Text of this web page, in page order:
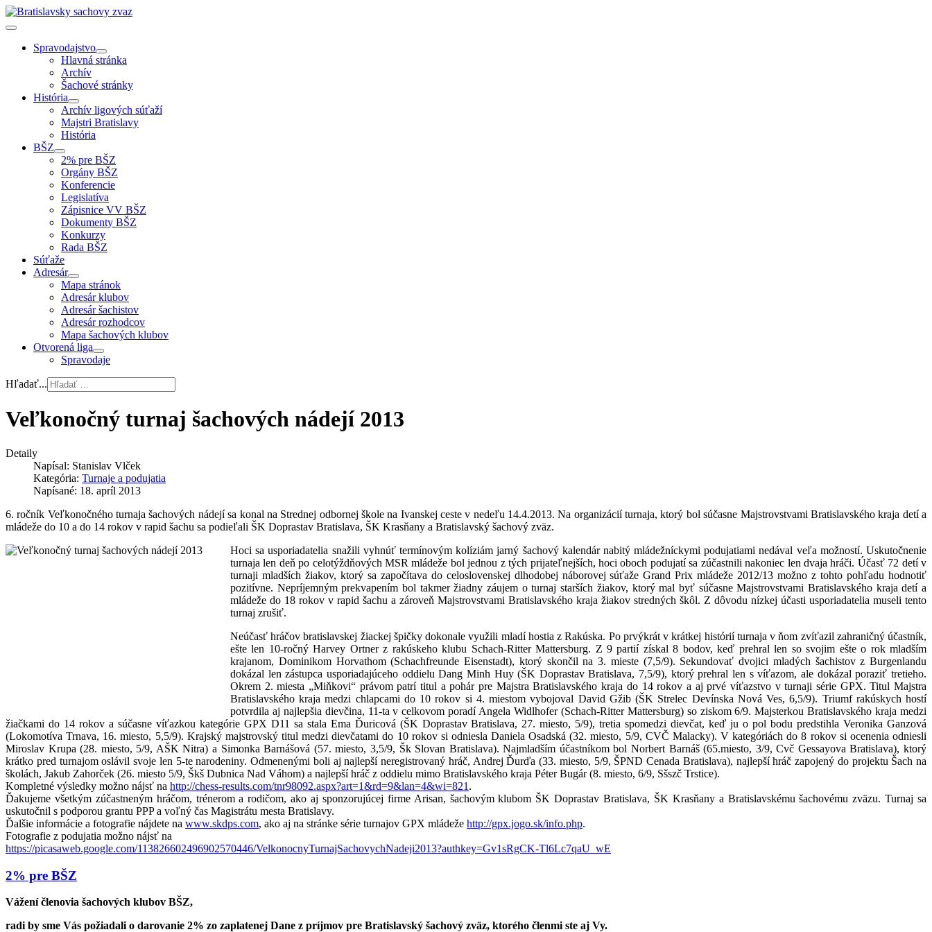
Spravodajstvo
Hlavná stránka
Archív
Šachové stránky
História
Archív ligových súťaží
Majstri Bratislavy
História
BŠZ
2% pre BŠZ
Orgány BŠZ
Konferencie
Legislatíva
Zápisnice VV BŠZ
Dokumenty BŠZ
Konkurzy
Rada BŠZ
Súťaže
Adresár
Mapa stránok
Adresár klubov
Adresár šachistov
Adresár rozhodcov
Mapa šachových klubov
Otvorená liga
Spravodaje
Hľadať...
Veľkonočný turnaj šachových nádejí 2013
Detaily
Napísal: Stanislav Vlček
Kategória: Turnaje a podujatia
Napísané: 18. apríl 2013
6. ročník Veľkonočného turnaja šachových nádejí sa konal na Strednej odbornej škole na Ivanskej ceste v nedeľu 14.4.2013. Na organizácií turnaja, ktorý bol súčasne Majstrovstvami Bratislavského kraja detí a
mládeže do 10 a do 14 rokov v rapid šachu sa podieľali ŠK Doprastav Bratislava, ŠK Krasňany a Bratislavský šachový zväz.
Hoci sa usporiadatelia snažili vyhnúť termínovým kolíziám jarný šachový kalendár nabitý mládežníckymi podujatiami nedával veľa možností. Uskutočnenie
turnaja len deň po celotýždňových MSR mládeže bol jednou z tých prijateľnejších, hoci oboch podujatí sa zúčastnili nakoniec len dvaja hráči. Účasť 72 detí v
turnaji mladších žiakov, ktorý sa započítava do celoslovenskej dlhodobej náborovej súťaže Grand Prix mládeže 2012/13 možno z tohto pohľadu hodnotiť
pozitívne. Nepríjemným prekvapením bol takmer žiadny záujem o turnaj starších žiakov, ktorý mal byť súčasne Majstrovstvami Bratislavského kraja detí a
mládeže do 18 rokov v rapid šachu a zároveň Majstrovstvami Bratislavského kraja žiakov stredných škôl. Z dôvodu nízkej účasti usporiadatelia museli tento
turnaj zrušiť.
Neúčasť hráčov bratislavskej žiackej špičky dokonale využili mladí hostia z Rakúska. Po prvýkrát v krátkej histórií turnaja v ňom zvíťazil zahraničný účastník,
ešte len 10-ročný Harvey Ortner z rakúskeho klubu Schach-Ritter Mattersburg. Z 9 partií získal 8 bodov, keď prehral len so svojim ešte o rok mladším
krajanom, Dominikom Horvathom (Schachfreunde Eisenstadt), ktorý skončil na 3. mieste (7,5/9). Sekundovať dvojici mladých šachistov z Burgenlandu
dokázal len zástupca usporiadajúceho oddielu Dang Minh Huy (ŠK Doprastav Bratislava, 7,5/9), ktorý prehral len s víťazom, ale dokázal poraziť tretieho.
Okrem 2. miesta „Miňkovi“ právom patrí titul a pohár pre Majstra Bratislavského kraja do 14 rokov a aj prvé víťazstvo v turnaji série GPX. Titul Majstra
Bratislavského kraja medzi chlapcami do 10 rokov si 4. miestom vybojoval David Gžib (ŠK Strelec Devínska Nová Ves, 6,5/9). Triumf rakúskych hostí
potvrdila aj najlepšia dievčina, 11-ta v celkovom poradí Angela Widlhofer (Schach-Ritter Mattersburg) so ziskom 6/9. Majsterkou Bratislavského kraja medzi
žiačkami do 14 rokov a súčasne víťazkou kategórie GPX D11 sa stala Ema Ďuricová (ŠK Doprastav Bratislava, 27. miesto, 5/9), tretia spomedzi dievčat, keď ju o pol bodu predstihla Veronika Ganzová
(Lokomotíva Trnava, 16. miesto, 5,5/9). Krajský majstrovský titul medzi dievčatami do 10 rokov si odniesla Daniela Osadská (32. miesto, 5/9, CVČ Malacky). V kategóriách do 8 rokov si ocenenia odniesli
Miroslav Krupa (28. miesto, 5/9, AŠK Nitra) a Simonka Barnášová (57. miesto, 3,5/9, Šk Slovan Bratislava). Najmladším účastníkom bol Norbert Barnáš (65.miesto, 3/9, Cvč Gessayova Bratislava), ktorý
krátko pred turnajom oslávil svoje len 5-te narodeniny. Odmenenými boli aj najlepší neregistrovaný hráč, Andrej Ďurďa (33. miesto, 5/9, ŠPND Cenada Bratislava), najlepší hráč zapojený do projektu Šach na
školách, Jakub Zahorček (26. miesto 5/9, Škš Dubnica Nad Váhom) a najlepší hráč z oddielu mimo Bratislavského kraja Péter Bugár (8. miesto, 6/9, Sšszč Trstice).
Kompletné výsledky možno nájsť na http://chess-results.com/tnr98092.aspx?art=1&rd=9&lan=4&wi=821 .
Ďakujeme všetkým zúčastneným hráčom, trénerom a rodičom, ako aj sponzorujúcej firme Arisan, šachovým klubom ŠK Doprastav Bratislava, ŠK Krasňany a Bratislavskému šachovému zväzu. Turnaj sa
uskutočnil s podporou grantu PPP a voľný čas Magistrátu mesta Bratislavy.
Ďalšie informácie a fotografie nájdete na www.skdps.com, ako aj na stránke série turnajov GPX mládeže http://gpx.jogo.sk/info.php.
Fotografie z podujatia možno nájsť na
https://picasaweb.google.com/113826602496902570446/VelkonocnyTurnajSachovychNadeji2013?authkey=Gv1sRgCK-Tl6Lc7qaU_wE
2% pre BŠZ
Vážení členovia šachových klubov BŠZ,
radi by sme Vás požiadali o darovanie 2% zo zaplatenej Dane z príjmov pre Bratislavský šachový zväz, ktorého členmi ste aj Vy.